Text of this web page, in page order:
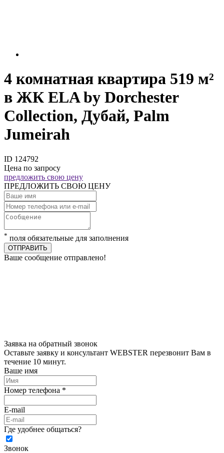
4 комнатная квартира 519 м²
в ЖК ELA by Dorchester
Collection, Дубай, Palm
Jumeirah
ID 124792
Цена по запросу
предложить свою цену
ПРЕДЛОЖИТЬ СВОЮ ЦЕНУ
* поля обязательные для заполнения
ОТПРАВИТЬ
Ваше сообщение отправлено!
Заявка на обратный звонок
Оставьте заявку и консультант WEBSTER перезвонит Вам в
течение 10 минут.
Ваше имя
Номер телефона *
E-mail
Где удобнее общаться?
Звонок